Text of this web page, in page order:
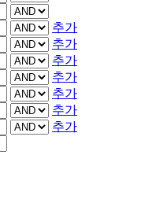
추가
추가
추가
추가
추가
추가
추가